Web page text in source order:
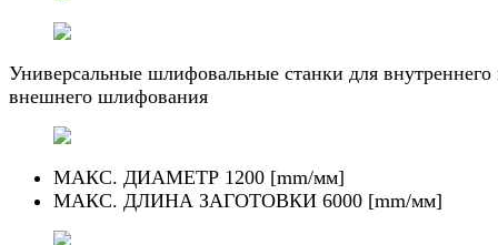
Универсальные шлифовальные станки для внутреннего
внешнего шлифования
МАКС. ДИАМЕТР 1200 [mm/мм]
МАКС. ДЛИНА ЗАГОТОВКИ 6000 [mm/мм]